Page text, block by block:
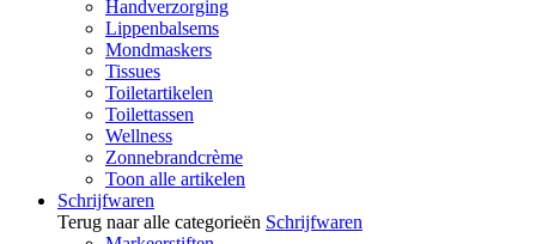
Handverzorging
Lippenbalsems
Mondmaskers
Tissues
Toiletartikelen
Toilettassen
Wellness
Zonnebrandcrème
Toon alle artikelen
Schrijfwaren
Terug naar alle categorieën Schrijfwaren